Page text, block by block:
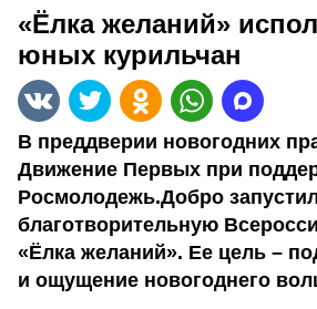
«Ёлка желаний»
юных курильчан
В преддверии новогодних
Движение Первых при
Росмолодежь.Добро
благотворительную
«Ёлка желаний». Ее цель –
и ощущение новогоднего